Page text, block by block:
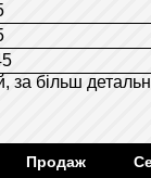
за більш
Продаж